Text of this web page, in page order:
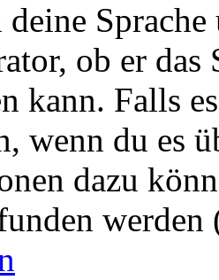
ob er das
kann. Falls
wenn du es
dazu